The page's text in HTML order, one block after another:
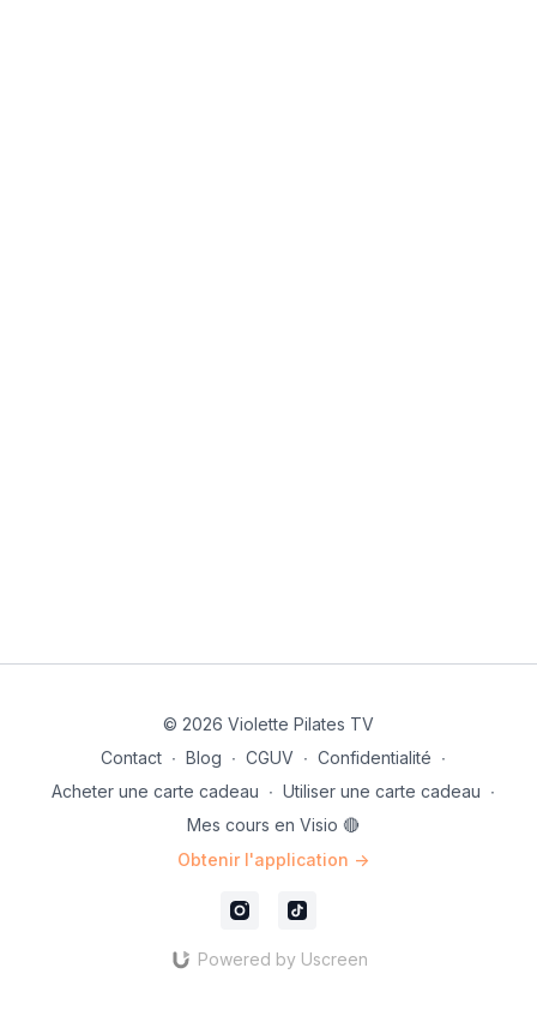
© 2026 Violette Pilates TV
Contact ∙ Blog ∙ CGUV ∙ Confidentialité ∙
Acheter une carte cadeau ∙ Utiliser une carte cadeau ∙
Mes cours en Visio 🔴
Obtenir l'application ->
Powered by Uscreen